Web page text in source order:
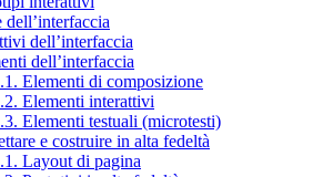
dell’interfaccia
dell’interfaccia
dell’interfaccia
Elementi di composizione
Elementi interattivi
Elementi testuali (microtesti)
e costruire in alta fedeltà
Layout di pagina